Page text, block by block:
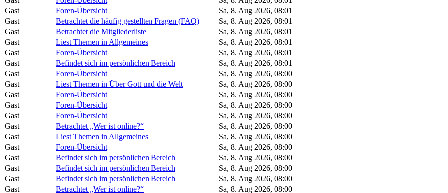
Gast
Foren-Übersicht
Sa, 8. Aug 2026, 08:01
Gast
Betrachtet die häufig gestellten Fragen (FAQ)
Sa, 8. Aug 2026, 08:01
Gast
Betrachtet die Mitgliederliste
Sa, 8. Aug 2026, 08:01
Gast
Liest Themen in Allgemeines
Sa, 8. Aug 2026, 08:01
Gast
Foren-Übersicht
Sa, 8. Aug 2026, 08:01
Gast
Befindet sich im persönlichen Bereich
Sa, 8. Aug 2026, 08:01
Gast
Foren-Übersicht
Sa, 8. Aug 2026, 08:00
Gast
Liest Themen in Über Gott und die Welt
Sa, 8. Aug 2026, 08:00
Gast
Foren-Übersicht
Sa, 8. Aug 2026, 08:00
Gast
Foren-Übersicht
Sa, 8. Aug 2026, 08:00
Gast
Foren-Übersicht
Sa, 8. Aug 2026, 08:00
Gast
Betrachtet „Wer ist online?“
Sa, 8. Aug 2026, 08:00
Gast
Liest Themen in Allgemeines
Sa, 8. Aug 2026, 08:00
Gast
Foren-Übersicht
Sa, 8. Aug 2026, 08:00
Gast
Befindet sich im persönlichen Bereich
Sa, 8. Aug 2026, 08:00
Gast
Befindet sich im persönlichen Bereich
Sa, 8. Aug 2026, 08:00
Gast
Befindet sich im persönlichen Bereich
Sa, 8. Aug 2026, 08:00
Gast
Betrachtet „Wer ist online?“
Sa, 8. Aug 2026, 08:00